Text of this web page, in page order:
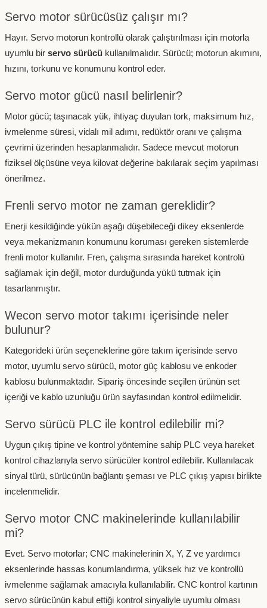
Servo motor sürücüsüz çalışır mı?
Hayır. Servo motorun kontrollü olarak çalıştırılması için motorla
uyumlu bir servo sürücü kullanılmalıdır. Sürücü; motorun akımını,
hızını, torkunu ve konumunu kontrol eder.
Servo motor gücü nasıl belirlenir?
Motor gücü; taşınacak yük, ihtiyaç duyulan tork, maksimum hız,
ivmelenme süresi, vidalı mil adımı, redüktör oranı ve çalışma
çevrimi üzerinden hesaplanmalıdır. Sadece mevcut motorun
fiziksel ölçüsüne veya kilovat değerine bakılarak seçim yapılması
önerilmez.
Frenli servo motor ne zaman gereklidir?
Enerji kesildiğinde yükün aşağı düşebileceği dikey eksenlerde
veya mekanizmanın konumunu koruması gereken sistemlerde
frenli motor kullanılır. Fren, çalışma sırasında hareket kontrolü
sağlamak için değil, motor durduğunda yükü tutmak için
tasarlanmıştır.
Wecon servo motor takımı içerisinde neler
bulunur?
Kategorideki ürün seçeneklerine göre takım içerisinde servo
motor, uyumlu servo sürücü, motor güç kablosu ve enkoder
kablosu bulunmaktadır. Sipariş öncesinde seçilen ürünün set
içeriği ve kablo uzunluğu ürün sayfasından kontrol edilmelidir.
Servo sürücü PLC ile kontrol edilebilir mi?
Uygun çıkış tipine ve kontrol yöntemine sahip PLC veya hareket
kontrol cihazlarıyla servo sürücüler kontrol edilebilir. Kullanılacak
sinyal türü, sürücünün bağlantı şeması ve PLC çıkış yapısı birlikte
incelenmelidir.
Servo motor CNC makinelerinde kullanılabilir
mi?
Evet. Servo motorlar; CNC makinelerinin X, Y, Z ve yardımcı
eksenlerinde hassas konumlandırma, yüksek hız ve kontrollü
ivmelenme sağlamak amacıyla kullanılabilir. CNC kontrol kartının
servo sürücünün kabul ettiği kontrol sinyaliyle uyumlu olması